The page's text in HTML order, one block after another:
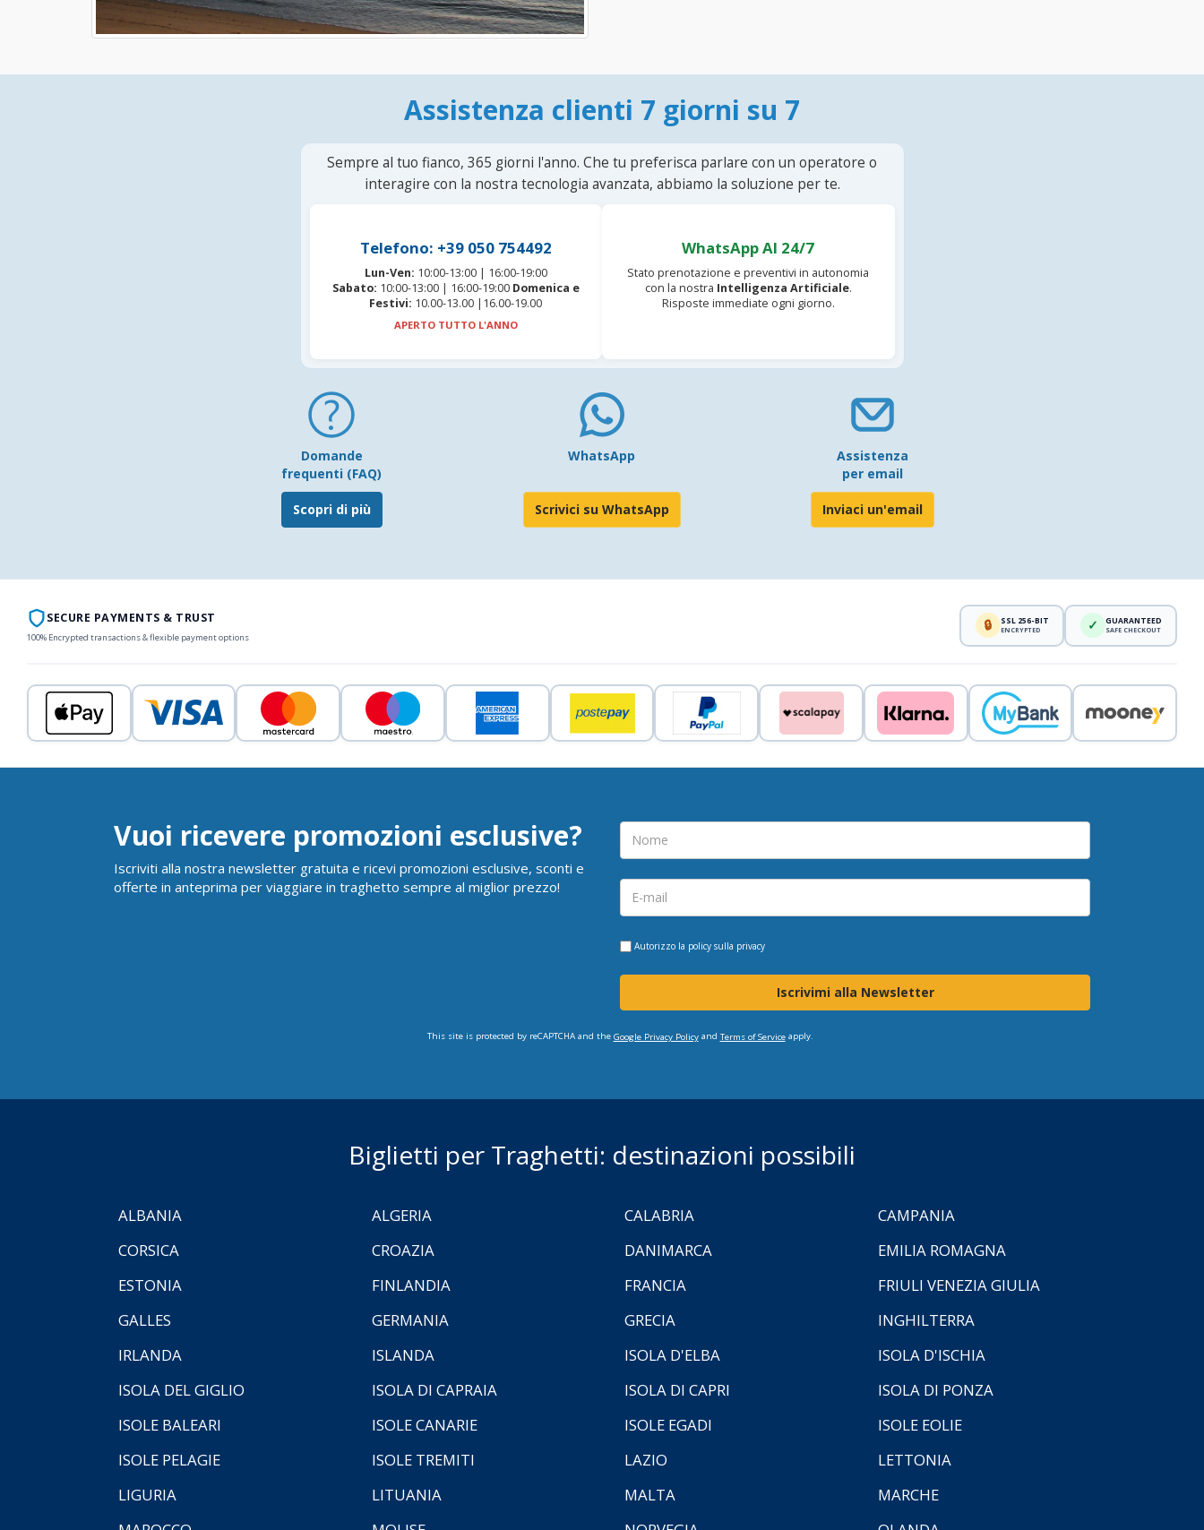
Assistenza clienti 7 giorni su 7
Sempre al tuo fianco, 365 giorni l'anno. Che tu preferisca parlare con un operatore o
interagire con la nostra tecnologia avanzata, abbiamo la soluzione per te.
Telefono: +39 050 754492
Lun-Ven: 10:00-13:00 | 16:00-19:00
Sabato: 10:00-13:00 | 16:00-19:00 Domenica e
Festivi: 10.00-13.00 |16.00-19.00
APERTO TUTTO L'ANNO
WhatsApp AI 24/7
Stato prenotazione e preventivi in autonomia
con la nostra Intelligenza Artificiale.
Risposte immediate ogni giorno.
Domande
frequenti (FAQ)
Scopri di più
WhatsApp
Scrivici su WhatsApp
Assistenza
per email
Inviaci un'email
SECURE PAYMENTS & TRUST
100% Encrypted transactions & flexible payment options
🔒 SSL 256-BIT
ENCRYPTED ✓ GUARANTEED
SAFE CHECKOUT
Vuoi ricevere promozioni esclusive?
Iscriviti alla nostra newsletter gratuita e ricevi promozioni esclusive, sconti e
offerte in anteprima per viaggiare in traghetto sempre al miglior prezzo!
Autorizzo la policy sulla privacy
Iscrivimi alla Newsletter
This site is protected by reCAPTCHA and the Google Privacy Policyand Terms of Serviceapply.
Biglietti per Traghetti: destinazioni possibili
ALBANIA ALGERIA CALABRIA
CAMPANIA
CORSICA
CROAZIA DANIMARCA
EMILIA ROMAGNA
ESTONIA
FINLANDIA FRANCIA
FRIULI VENEZIA GIULIA
GALLES
GERMANIA GRECIA
INGHILTERRA
IRLANDA
ISLANDA ISOLA D'ELBA
ISOLA D'ISCHIA
ISOLA DEL GIGLIO
ISOLA DI CAPRAIA ISOLA DI CAPRI
ISOLA DI PONZA
ISOLE BALEARI
ISOLE CANARIE ISOLE EGADI
ISOLE EOLIE
ISOLE PELAGIE
ISOLE TREMITI LAZIO
LETTONIA
LIGURIA
LITUANIA MALTA
MARCHE